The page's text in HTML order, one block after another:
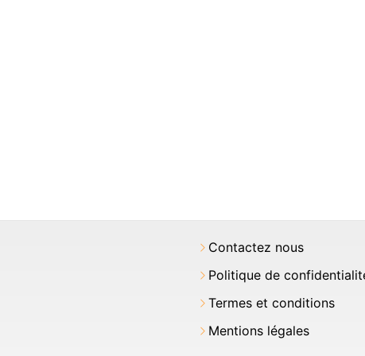
Contactez nous
Politique de
Termes et conditions
Mentions légales